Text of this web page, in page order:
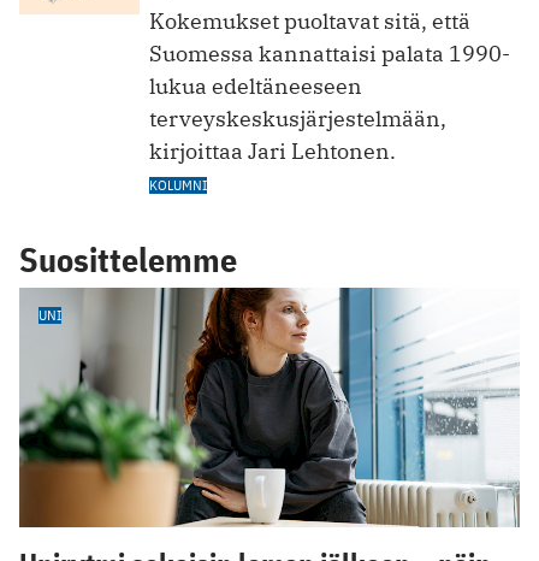
Kokemukset puoltavat sitä, että
Suomessa kannattaisi palata 1990-
lukua edeltäneeseen
terveyskeskusjärjestelmään,
kirjoittaa Jari Lehtonen.
KOLUMNI
Suosittelemme
UNI